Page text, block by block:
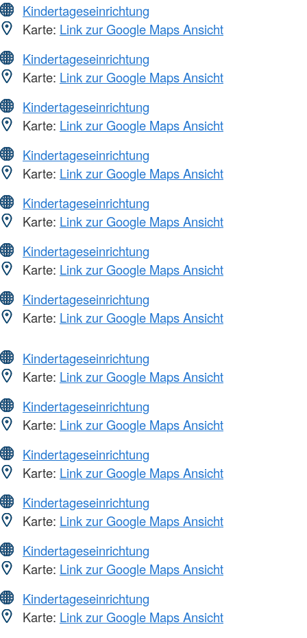
Kindertageseinrichtung
Karte: Link zur Google Maps Ansicht
Kindertageseinrichtung
Karte: Link zur Google Maps Ansicht
Kindertageseinrichtung
Karte: Link zur Google Maps Ansicht
Kindertageseinrichtung
Karte: Link zur Google Maps Ansicht
Kindertageseinrichtung
Karte: Link zur Google Maps Ansicht
Kindertageseinrichtung
Karte: Link zur Google Maps Ansicht
Kindertageseinrichtung
Karte: Link zur Google Maps Ansicht
Kindertageseinrichtung
Karte: Link zur Google Maps Ansicht
Kindertageseinrichtung
Karte: Link zur Google Maps Ansicht
Kindertageseinrichtung
Karte: Link zur Google Maps Ansicht
Kindertageseinrichtung
Karte: Link zur Google Maps Ansicht
Kindertageseinrichtung
Karte: Link zur Google Maps Ansicht
Kindertageseinrichtung
Karte: Link zur Google Maps Ansicht